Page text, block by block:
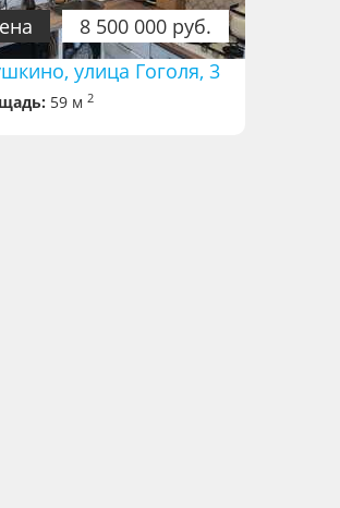
8 500 000 руб.
улица Гоголя, 3
59 м 2